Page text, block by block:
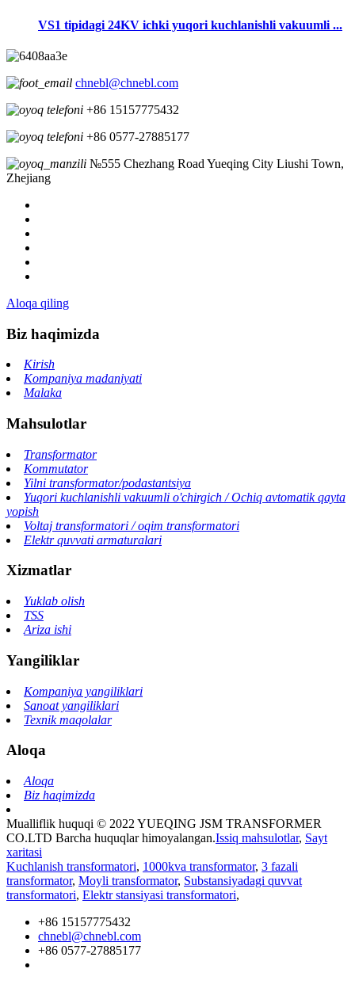
VS1 tipidagi 24KV ichki yuqori kuchlanishli vakuumli ...
chnebl@chnebl.com
+86 15157775432
+86 0577-27885177
№555 Chezhang Road Yueqing City Liushi Town,
Zhejiang
Aloqa qiling
Biz haqimizda
Kirish
Kompaniya madaniyati
Malaka
Mahsulotlar
Transformator
Kommutator
Yilni transformator/podastantsiya
Yuqori kuchlanishli vakuumli o'chirgich / Ochiq avtomatik qayta
yopish
Voltaj transformatori / oqim transformatori
Elektr quvvati armaturalari
Xizmatlar
Yuklab olish
TSS
Ariza ishi
Yangiliklar
Kompaniya yangiliklari
Sanoat yangiliklari
Texnik maqolalar
Aloqa
Aloqa
Biz haqimizda
Mualliflik huquqi © 2022 YUEQING JSM TRANSFORMER
CO.LTD Barcha huquqlar himoyalangan.Issiq mahsulotlar, Sayt
xaritasi
Kuchlanish transformatori, 1000kva transformator, 3 fazali
transformator, Moyli transformator, Substansiyadagi quvvat
transformatori, Elektr stansiyasi transformatori,
+86 15157775432
chnebl@chnebl.com
+86 0577-27885177